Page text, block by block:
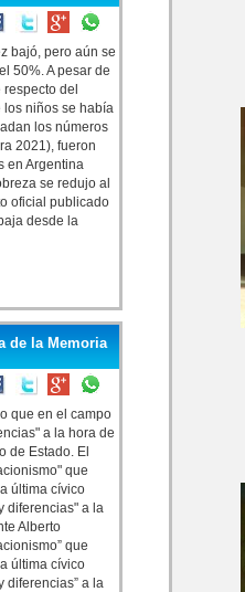
bajó, pero aún se
50%. A pesar de
del
los niños se había
los números
2021), fueron
en Argentina
se redujo al
oficial publicado
desde la
de la Memoria
que en el campo
a la hora de
de Estado. El
que
última cívico
diferencias" a la
Alberto
que
última cívico
diferencias” a la